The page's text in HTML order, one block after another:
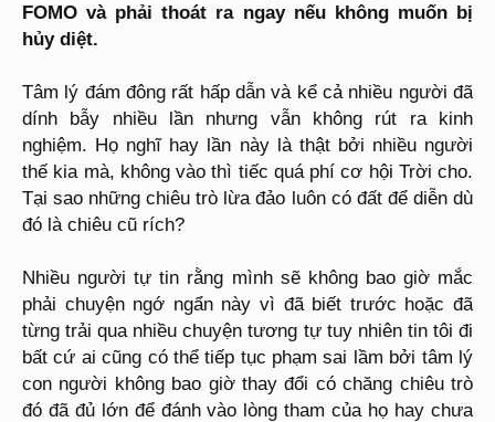
FOMO và phải thoát ra ngay nếu không muốn bị
hủy diệt.
Tâm lý đám đông rất hấp dẫn và kể cả nhiều người đã
dính bẫy nhiều lần nhưng vẫn không rút ra kinh
nghiệm. Họ nghĩ hay lần này là thật bởi nhiều người
thế kia mà, không vào thì tiếc quá phí cơ hội Trời cho.
Tại sao những chiêu trò lừa đảo luôn có đất để diễn dù
đó là chiêu cũ rích?
Nhiều người tự tin rằng mình sẽ không bao giờ mắc
phải chuyện ngớ ngẩn này vì đã biết trước hoặc đã
từng trải qua nhiều chuyện tương tự tuy nhiên tin tôi đi
bất cứ ai cũng có thể tiếp tục phạm sai lầm bởi tâm lý
con người không bao giờ thay đổi có chăng chiêu trò
đó đã đủ lớn để đánh vào lòng tham của họ hay chưa